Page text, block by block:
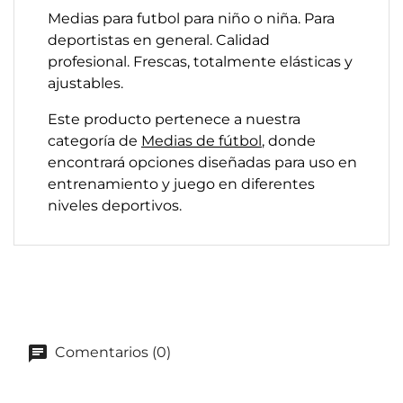
Medias para futbol para niño o niña. Para
deportistas en general. Calidad
profesional. Frescas, totalmente elásticas y
ajustables.
Este producto pertenece a nuestra
categoría de Medias de fútbol, donde
encontrará opciones diseñadas para uso en
entrenamiento y juego en diferentes
niveles deportivos.
Comentarios (0)